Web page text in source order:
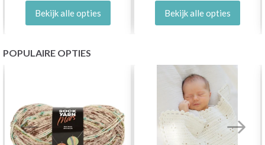
Bekijk alle opties Bekijk alle opties
POPULAIRE OPTIES